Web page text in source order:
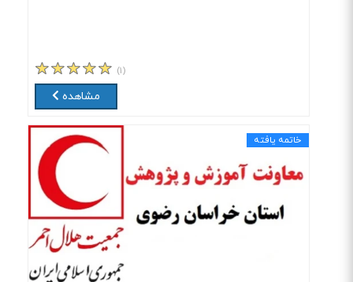
(۱)
مشاهده
خاتمه یافته